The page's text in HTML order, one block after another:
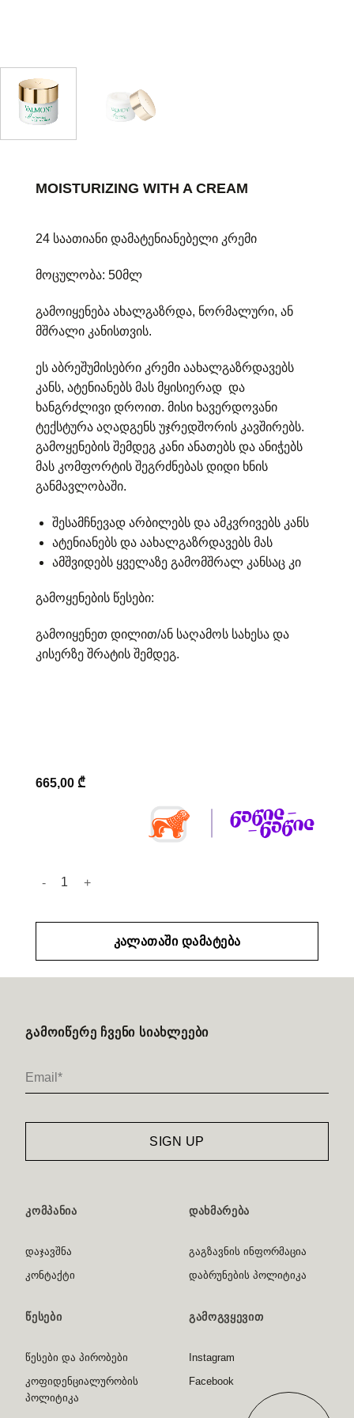
MOISTURIZING WITH A CREAM
24 საათიანი დამატენიანებელი კრემი
მოცულობა: 50მლ
გამოიყენება ახალგაზრდა, ნორმალური, ან
მშრალი კანისთვის.
ეს აბრეშუმისებრი კრემი აახალგაზრდავებს
კანს, ატენიანებს მას მყისიერად და
ხანგრძლივი დროით. მისი ხავერდოვანი
ტექსტურა აღადგენს უჯრედშორის კავშირებს.
გამოყენების შემდეგ კანი ანათებს და ანიჭებს
მას კომფორტის შეგრძნებას დიდი ხნის
განმავლობაში.
შესამჩნევად არბილებს და ამკვრივებს კანს
ატენიანებს და აახალგაზრდავებს მას
ამშვიდებს ყველაზე გამომშრალ კანსაც კი
გამოყენების წესები:
გამოიყენეთ დილით/ან საღამოს სახესა და
კისერზე შრატის შემდეგ.
665,00 ₾
რაოდენობა: Moisturizing With A Cream
ᲙᲐᲚᲐᲗᲐᲨᲘ ᲓᲐᲛᲐᲢᲔᲑᲐ
ᲒᲐᲛᲝᲘᲬᲔᲠᲔ ᲩᲕᲔᲜᲘ ᲡᲘᲐᲮᲚᲔᲔᲑᲘ
ᲙᲝᲛᲞᲐᲜᲘᲐ
დაჯავშნა
კონტაქტი
ᲓᲐᲮᲛᲐᲠᲔᲑᲐ
გაგზავნის ინფორმაცია
დაბრუნების პოლიტიკა
ᲬᲔᲡᲔᲑᲘ
წესები და პირობები
კოფიდენციალურობის
პოლიტიკა
ᲒᲐᲛᲝᲒᲕᲧᲔᲕᲘᲗ
Instagram
Facebook